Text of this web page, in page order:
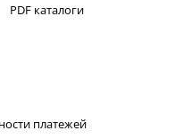
PDF каталоги
платежей